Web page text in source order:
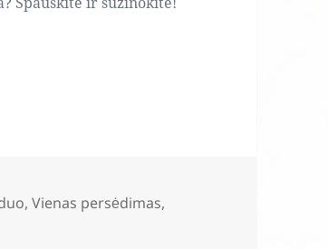
,Vienas persėdimas,